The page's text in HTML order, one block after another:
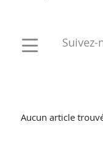
Aucun article